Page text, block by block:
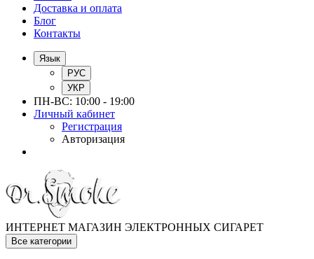
Доставка и оплата
Блог
Контакты
Язык
РУС
УКР
ПН-ВС: 10:00 - 19:00
Личный кабинет
Регистрация
Авторизация
ИНТЕРНЕТ МАГАЗИН ЭЛЕКТРОННЫХ СИГАРЕТ
Все категории